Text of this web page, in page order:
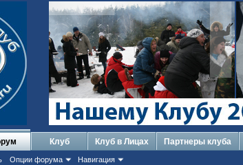
Опции форума Навигация
Клуб Клуб в Лицах Партнеры клуба